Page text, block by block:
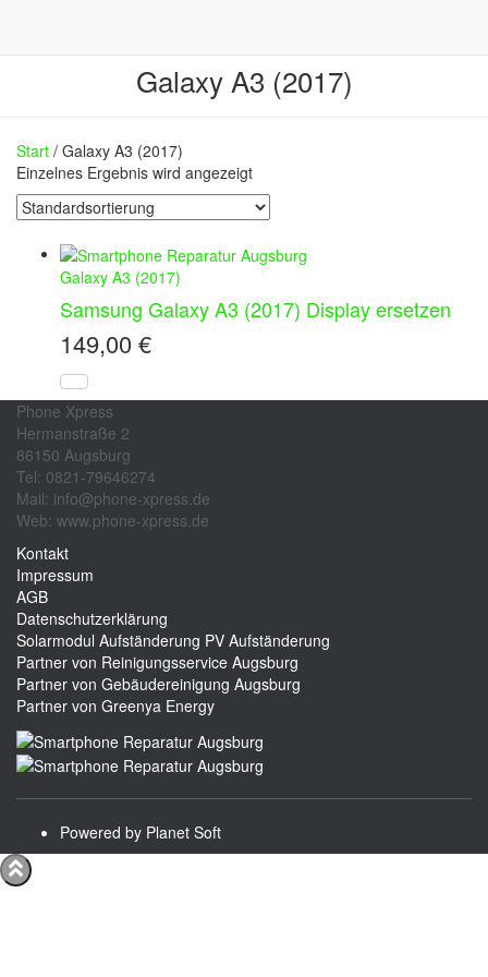
Galaxy A3 (2017)
Start / Galaxy A3 (2017)
Einzelnes Ergebnis wird angezeigt
Galaxy A3 (2017)
Samsung Galaxy A3 (2017) Display ersetzen
149,00 €
Phone Xpress
Hermanstraße 2
86150 Augsburg
Tel: 0821-79646274
Mail: info@phone-xpress.de
Web: www.phone-xpress.de
Kontakt
Impressum
AGB
Datenschutzerklärung
Solarmodul Aufständerung PV Aufständerung
Partner von Reinigungsservice Augsburg
Partner von Gebäudereinigung Augsburg
Partner von Greenya Energy
Powered by Planet Soft